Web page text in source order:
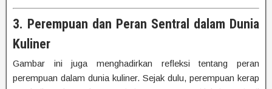
3. Perempuan dan Peran Sentral dalam Dunia
Kuliner
Gambar ini juga menghadirkan refleksi tentang peran
perempuan dalam dunia kuliner. Sejak dulu, perempuan kerap